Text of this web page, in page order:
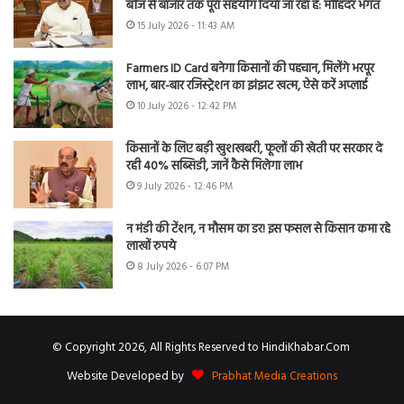
बीज से बाजार तक पूरा सहयोग दिया जा रहा है: मोहिंदर भगत
15 July 2026 - 11:43 AM
Farmers ID Card बनेगा किसानों की पहचान, मिलेंगे भरपूर
लाभ, बार-बार रजिस्ट्रेशन का झंझट खत्म, ऐसे करें अप्लाई
10 July 2026 - 12:42 PM
किसानों के लिए बड़ी खुशखबरी, फूलों की खेती पर सरकार दे
रही 40% सब्सिडी, जानें कैसे मिलेगा लाभ
9 July 2026 - 12:46 PM
न मंडी की टेंशन, न मौसम का डर! इस फसल से किसान कमा रहे
लाखों रुपये
8 July 2026 - 6:07 PM
© Copyright 2026, All Rights Reserved to HindiKhabar.Com
Website Developed by
Prabhat Media Creations